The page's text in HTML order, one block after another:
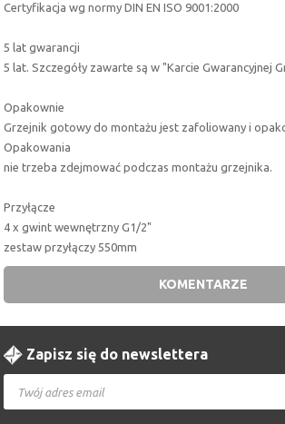
Certyfikacja wg normy DIN EN ISO 9001:2000
5 lat gwarancji
5 lat. Szczegóły zawarte są w "Karcie Gwarancyjnej
Opakownie
Grzejnik gotowy do montażu jest zafoliowany i
Opakowania
nie trzeba zdejmować podczas montażu grzejnika.
Przyłącze
4 x gwint wewnętrzny G1/2"
zestaw przyłączy 550mm
KOMENTARZE
Zapisz się do newslettera